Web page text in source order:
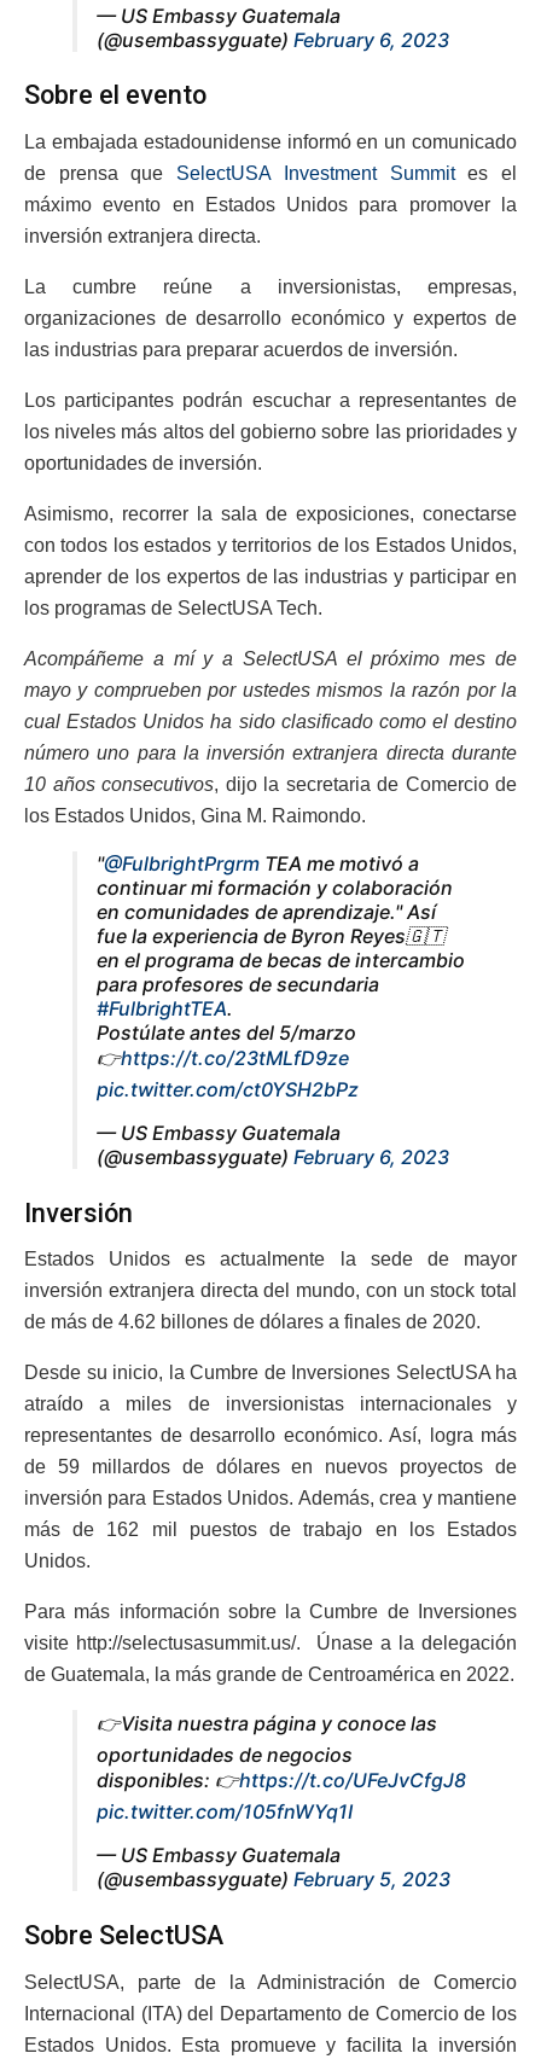
— US Embassy Guatemala
(@usembassyguate) February 6, 2023
Sobre el evento
La embajada estadounidense informó en un comunicado
de prensa que SelectUSA Investment Summites el
máximo evento en Estados Unidos para promover la
inversión extranjera directa.
La cumbre reúne a inversionistas, empresas,
organizaciones de desarrollo económico y expertos de
las industrias para preparar acuerdos de inversión.
Los participantes podrán escuchar a representantes de
los niveles más altos del gobierno sobre las prioridades y
oportunidades de inversión.
Asimismo, recorrer la sala de exposiciones, conectarse
con todos los estados y territorios de los Estados Unidos,
aprender de los expertos de las industrias y participar en
los programas de SelectUSA Tech.
Acompáñeme a mí y a SelectUSA el próximo mes de
mayo y comprueben por ustedes mismos la razón por la
cual Estados Unidos ha sido clasificado como el destino
número uno para la inversión extranjera directa durante
10 años consecutivos, dijo la secretaria de Comercio de
los Estados Unidos, Gina M. Raimondo.
"@FulbrightPrgrm TEA me motivó a
continuar mi formación y colaboración
en comunidades de aprendizaje." Así
fue la experiencia de Byron Reyes🇬🇹
en el programa de becas de intercambio
para profesores de secundaria
#FulbrightTEA.
Postúlate antes del 5/marzo
👉https://t.co/23tMLfD9ze
pic.twitter.com/ct0YSH2bPz
— US Embassy Guatemala
(@usembassyguate) February 6, 2023
Inversión
Estados Unidos es actualmente la sede de mayor
inversión extranjera directa del mundo, con un stock total
de más de 4.62 billones de dólares a finales de 2020.
Desde su inicio, la Cumbre de Inversiones SelectUSA ha
atraído a miles de inversionistas internacionales y
representantes de desarrollo económico. Así, logra más
de 59 millardos de dólares en nuevos proyectos de
inversión para Estados Unidos. Además, crea y mantiene
más de 162 mil puestos de trabajo en los Estados
Unidos.
Para más información sobre la Cumbre de Inversiones
visite http://selectusasummit.us/. Únase a la delegación
de Guatemala, la más grande de Centroamérica en 2022.
👉Visita nuestra página y conoce las
oportunidades de negocios
disponibles: 👉https://t.co/UFeJvCfgJ8
pic.twitter.com/105fnWYq1I
— US Embassy Guatemala
(@usembassyguate) February 5, 2023
Sobre SelectUSA
SelectUSA, parte de la Administración de Comercio
Internacional (ITA) del Departamento de Comercio de los
Estados Unidos. Esta promueve y facilita la inversión